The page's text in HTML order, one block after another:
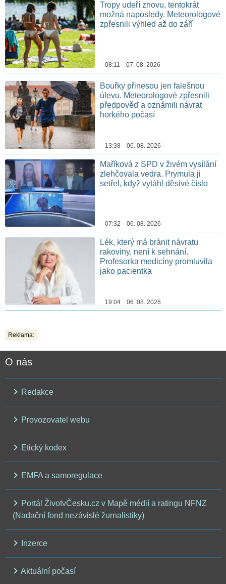
Tropy udeří znovu, tentokrát
možná naposledy. Meteorologové
zpřesnili výhled až do září
08:11 07. 08. 2026
Bouřky přinesou jen falešnou
úlevu. Meteorologové zpřesnili
předpověď a oznámili návrat
horkého počasí
13:38 06. 08. 2026
Maříková z SPD v živém vysílání
zlehčovala vedra. Prymula ji
setřel, když vytáhl děsivé číslo
07:32 06. 08. 2026
Lék, který má bránit návratu
rakoviny, není k sehnání.
Profesorka medicíny promluvila
jako pacientka
19:04 06. 08. 2026
Reklama:
O nás
Redakce
Provozovatel webu
Etický kodex
EMFA a samoregulace
Portál ŽivotvČesku.cz v Mapě médií a ratingu NFNZ
(Nadační fond nezávislé žurnalistiky)
Inzerce
Aktuální počasí